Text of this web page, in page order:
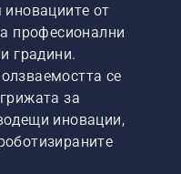
иновациите от
професионални
градини.
се
за
иновации,